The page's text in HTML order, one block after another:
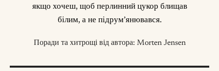
якщо хочеш, щоб перлинний цукор блищав
білим, а не підрум’янювався.
Поради та хитрощі від автора: Morten Jensen